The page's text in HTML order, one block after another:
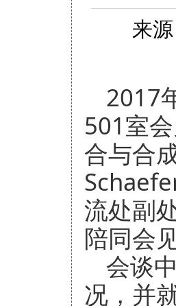
来
2017
501室
合与合
流处副
陪同会
会谈
况，并